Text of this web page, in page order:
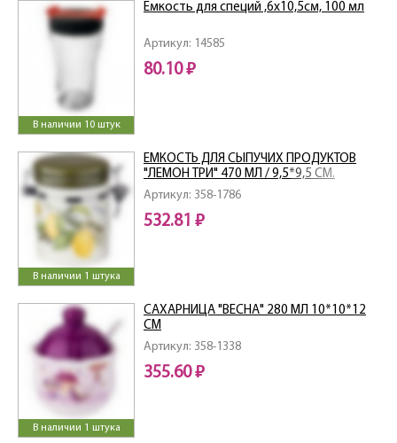
В наличии 10 штук
Артикул: 14585
Емкость для специй ,6х10,5см, 100 мл
80.10 ₽
В наличии 1 штука
Артикул: 358-1786
ЕМКОСТЬ ДЛЯ СЫПУЧИХ ПРОДУКТОВ
"ЛЕМОН ТРИ" 470 МЛ / 9,5*9,5 СМ.
ВЫСОТА=13 СМ
532.81 ₽
В наличии 1 штука
Артикул: 358-1338
САХАРНИЦА "ВЕСНА" 280 МЛ 10*10*12
СМ
355.60 ₽